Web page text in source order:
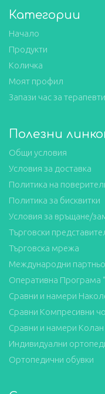
Категории
Начало
Продукти
Количка
Моят профил
Запази час за
Полезни
Общи условия
Условия за доставка
Политика на
Политика за бисквитки
Условия за връщане/
Търговски
Търговска мрежа
Международни
Оперативна Програма
Сравни и намери
Сравни Компресивни
Сравни и намери Колан
Индивидуални
Ортопедични обувки